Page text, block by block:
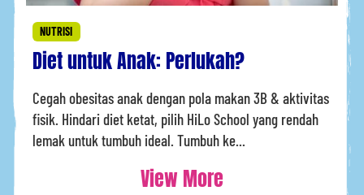
NUTRISI
Diet untuk Anak: Perlukah?
Cegah obesitas anak dengan pola makan 3B & aktivitas
fisik. Hindari diet ketat, pilih HiLo School yang rendah
lemak untuk tumbuh ideal. Tumbuh ke...
View More